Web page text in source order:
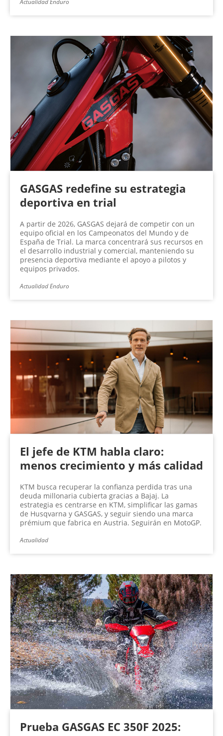
Actualidad Enduro
GASGAS redefine su estrategia
deportiva en trial
A partir de 2026, GASGAS dejará de competir con un
equipo oficial en los Campeonatos del Mundo y de
España de Trial. La marca concentrará sus recursos en
el desarrollo industrial y comercial, manteniendo su
presencia deportiva mediante el apoyo a pilotos y
equipos privados.
Actualidad Enduro
El jefe de KTM habla claro:
menos crecimiento y más calidad
KTM busca recuperar la confianza perdida tras una
deuda millonaria cubierta gracias a Bajaj. La
estrategia es centrarse en KTM, simplificar las gamas
de Husqvarna y GASGAS, y seguir siendo una marca
prémium que fabrica en Austria. Seguirán en MotoGP.
Actualidad
Prueba GASGAS EC 350F 2025: